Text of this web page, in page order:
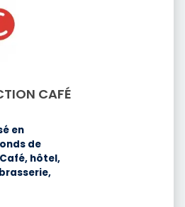
CAFÉ
en
de
hôtel,